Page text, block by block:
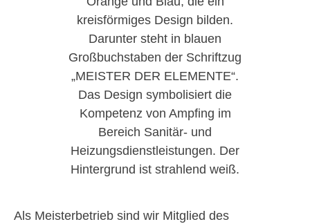
Als Meisterbetrieb sind wir Mitglied des